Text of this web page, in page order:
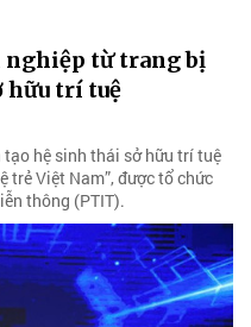
nghiệp từ trang bị
hữu trí tuệ
tạo hệ sinh thái sở hữu trí tuệ
trẻ Việt Nam”, được tổ chức
thông (PTIT).